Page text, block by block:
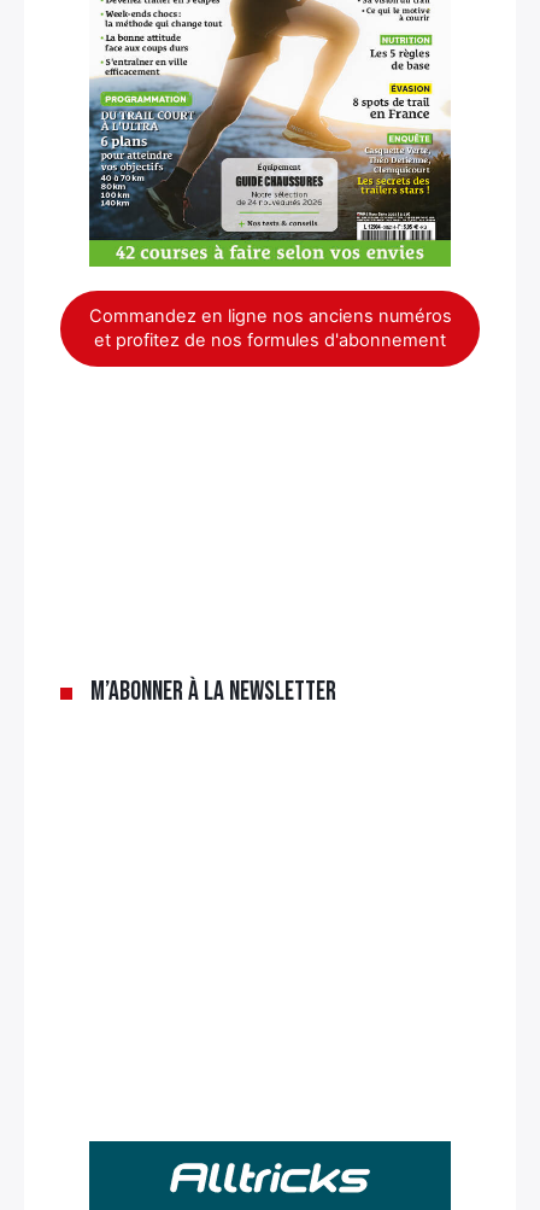
Commandez en ligne nos anciens numéros
et profitez de nos formules d'abonnement
M’abonner à la newsletter